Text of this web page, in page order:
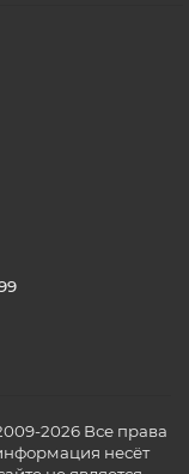
2026 Все права
несёт